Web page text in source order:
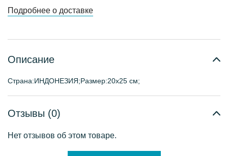
Подробнее о доставке
Описание
Страна:ИНДОНЕЗИЯ;Размер:20х25 см;
Отзывы (0)
Нет отзывов об этом товаре.